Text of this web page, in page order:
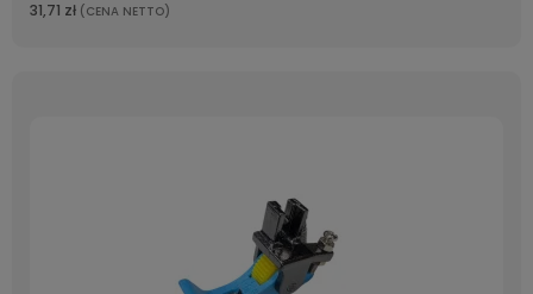
31,71 zł (CENA NETTO)